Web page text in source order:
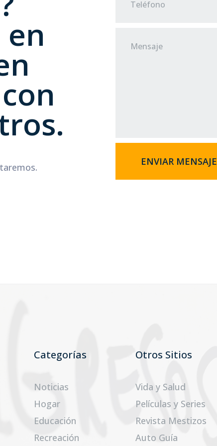
ENVIAR MENSAJE
Categorías
Noticias
Hogar
Educación
Recreación
Otros Sitios
Vida y Salud
Películas y Series
Revista Mestizos
Auto Guía